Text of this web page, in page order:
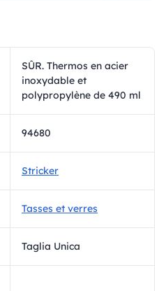
SÛR. Thermos en acier
inoxydable et
polypropylène de 490 ml
94680
Stricker
Tasses et verres
Taglia Unica